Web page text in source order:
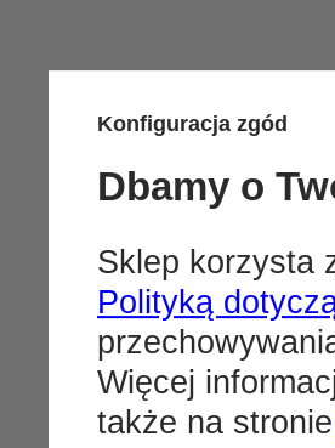
Konfiguracja zgód
Dbamy o
Sklep korzysta
Polityką
Więcej
także na stronie